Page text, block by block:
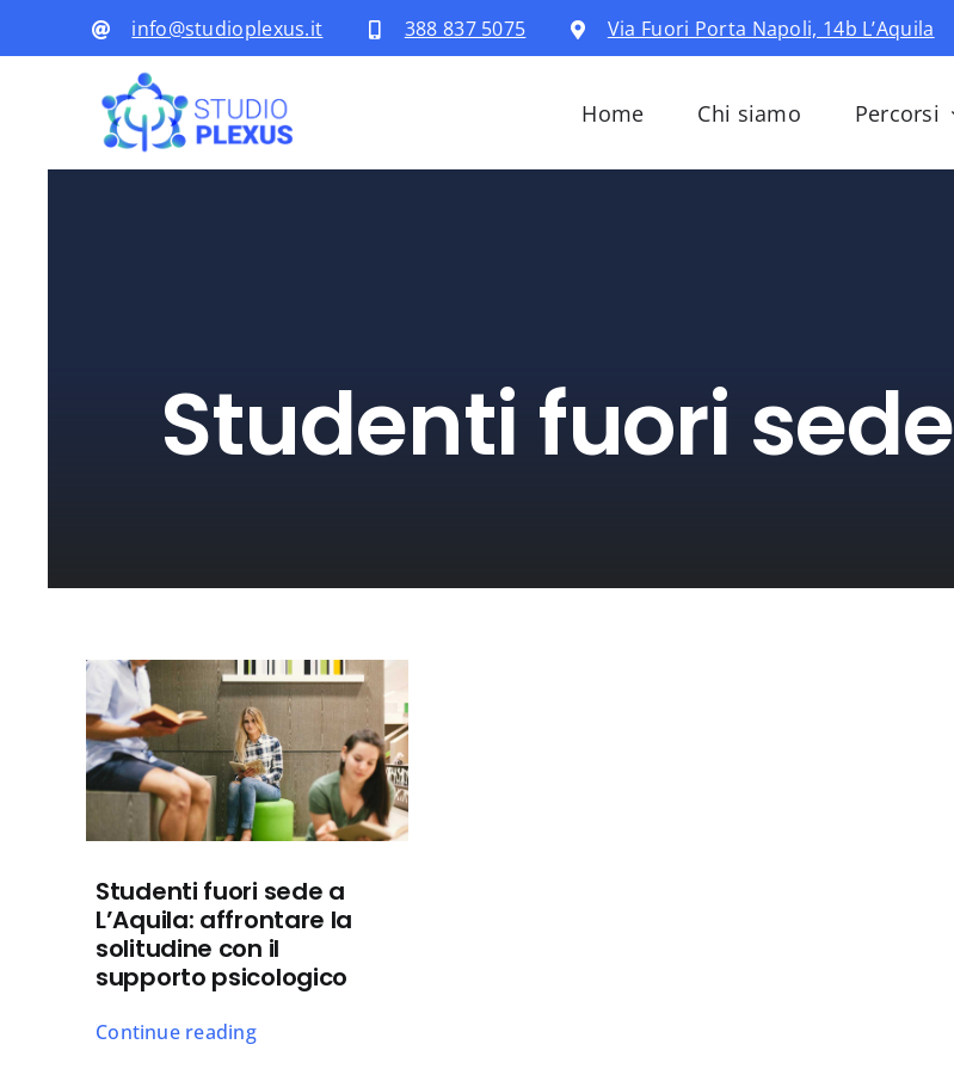
al
contenuto
info@studioplexus.it 388 837 5075 Via Fuori Porta Napoli, 14b L’Aquila
Home Chi siamo Percorsi
Studenti fuori sede
Studenti fuori sede a
L’Aquila: affrontare la
solitudine con il
supporto psicologico
Continue reading